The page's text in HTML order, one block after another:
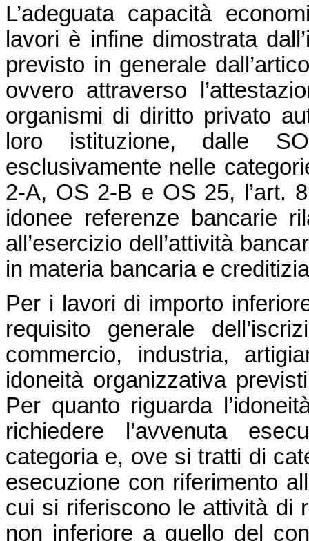
L’adeguata capacità
lavori è infine dimostrata
previsto in generale
ovvero attraverso
organismi di diritto privato
loro istituzione, dalle
esclusivamente nelle
2-A, OS 2-B e OS 25, l’art.
idonee referenze bancarie
all’esercizio dell’attività
in materia bancaria e
Per i lavori di importo
requisito generale
commercio, industria,
idoneità organizzativa
Per quanto riguarda
richiedere l’avvenuta
categoria e, ove si tratti di
esecuzione con riferimento
cui si riferiscono le attività di
non inferiore a quello del